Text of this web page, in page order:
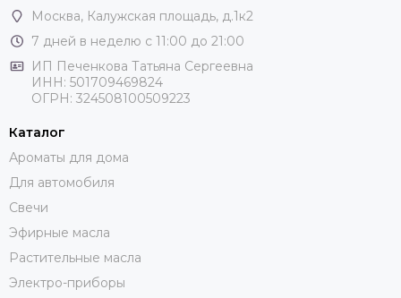
Москва, Калужская площадь, д.1к2
7 дней в неделю с 11:00 до 21:00
ИП Печенкова Татьяна Сергеевна
ИНН: 501709469824
ОГРН: 324508100509223
Каталог
Ароматы для дома
Для автомобиля
Свечи
Эфирные масла
Растительные масла
Электро-приборы